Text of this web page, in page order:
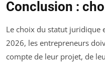
Conclusion :
Le choix du statut juridique
2026, les entrepreneurs
compte de leur projet, de